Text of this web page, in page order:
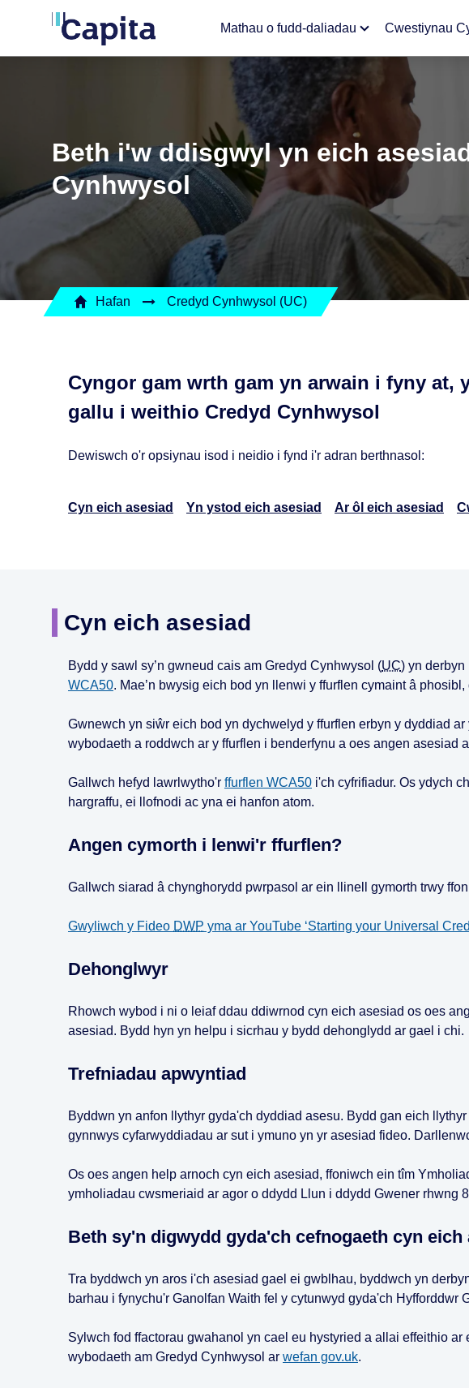
Mathau o fudd-daliadau Cwestiynau
Beth i'w ddisgwyl yn eich
Cynhwysol
Hafan Credyd Cynhwysol (UC)
Cyngor gam wrth gam yn arwain i fyny at,
gallu i weithio Credyd Cynhwysol
Dewiswch o'r opsiynau isod i neidio i fynd i'r adran berthnasol:
Cyn eich asesiad Yn ystod eich asesiad Ar ôl eich asesiad
Cyn eich asesiad
Bydd y sawl sy’n gwneud cais am Gredyd Cynhwysol (UC) yn
WCA50. Mae’n bwysig eich bod yn llenwi y ffurflen cymaint â
Gwnewch yn siŵr eich bod yn dychwelyd y ffurflen erbyn y dyddiad
wybodaeth a roddwch ar y ffurflen i benderfynu a oes angen asesiad
Gallwch hefyd lawrlwytho'r ffurflen WCA50 i'ch cyfrifiadur. Os ydych
hargraffu, ei llofnodi ac yna ei hanfon atom.
Angen cymorth i lenwi'r ffurflen?
Gallwch siarad â chynghorydd pwrpasol ar ein llinell gymorth trwy
Gwyliwch y Fideo DWP yma ar YouTube ‘Starting your Universal
Dehonglwyr
Rhowch wybod i ni o leiaf ddau ddiwrnod cyn eich asesiad os oes
asesiad. Bydd hyn yn helpu i sicrhau y bydd dehonglydd ar gael i chi.
Trefniadau apwyntiad
Byddwn yn anfon llythyr gyda'ch dyddiad asesu. Bydd gan eich
gynnwys cyfarwyddiadau ar sut i ymuno yn yr asesiad fideo.
Os oes angen help arnoch cyn eich asesiad, ffoniwch ein tîm
ymholiadau cwsmeriaid ar agor o ddydd Llun i ddydd Gwener rhwng
Beth sy'n digwydd gyda'ch cefnogaeth cyn eich
Tra byddwch yn aros i'ch asesiad gael ei gwblhau, byddwch yn
barhau i fynychu'r Ganolfan Waith fel y cytunwyd gyda'ch Hyfforddwr
Sylwch fod ffactorau gwahanol yn cael eu hystyried a allai effeithio
wybodaeth am Gredyd Cynhwysol ar wefan gov.uk.